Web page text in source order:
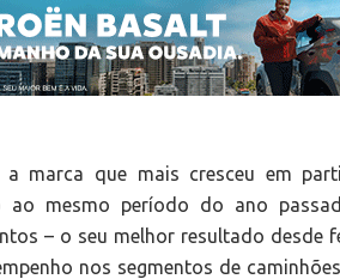
marca que mais cresceu em
ao mesmo período do ano
– o seu melhor resultado desde
nos segmentos de